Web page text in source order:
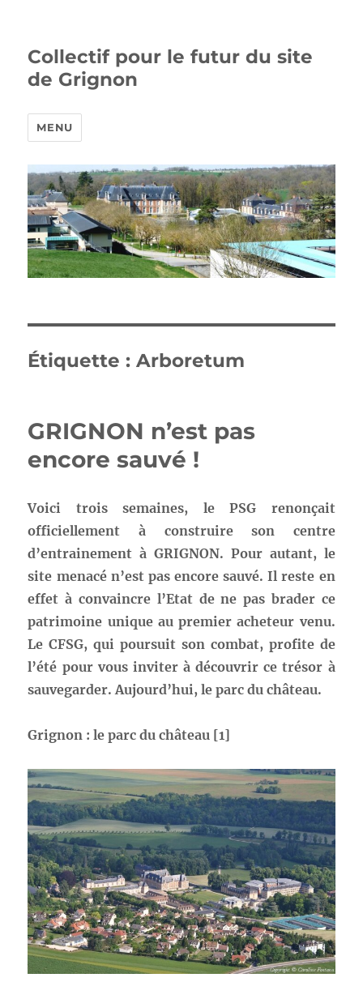
Collectif pour le futur du site
de Grignon
MENU
Étiquette :Arboretum
GRIGNON n’est pas
encore sauvé !
Voici trois semaines, le PSG renonçait
officiellement à construire son centre
d’entrainement à GRIGNON. Pour autant, le
site menacé n’est pas encore sauvé. Il reste en
effet à convaincre l’Etat de ne pas brader ce
patrimoine unique au premier acheteur venu.
Le CFSG, qui poursuit son combat, profite de
l’été pour vous inviter à découvrir ce trésor à
sauvegarder. Aujourd’hui, le parc du château.
Grignon : le parc du château [1]